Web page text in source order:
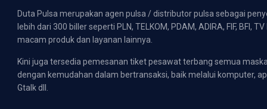
Duta Pulsa merupakan agen pulsa / distributor pulsa sebagai
lebih dari 300 biller seperti PLN, TELKOM, PDAM, ADIRA, FIF,
macam produk dan layanan lainnya.
Kini juga tersedia pemesanan tiket pesawat terbang semua
dengan kemudahan dalam bertransaksi, baik melalui komputer,
Gtalk dll.